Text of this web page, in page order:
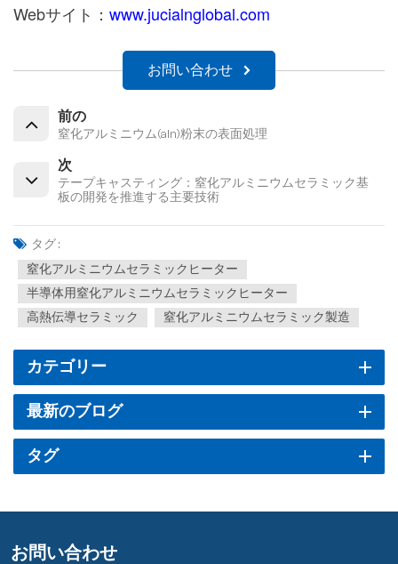
Webサイト： www.jucialnglobal.com
お問い合わせ
前の
窒化アルミニウム(aln)粉末の表面処理
次
テープキャスティング：窒化アルミニウムセラミック基
板の開発を推進する主要技術
タグ :
窒化アルミニウムセラミックヒーター
半導体用窒化アルミニウムセラミックヒーター
高熱伝導セラミック
窒化アルミニウムセラミック製造
カテゴリー
最新のブログ
タグ
お問い合わせ